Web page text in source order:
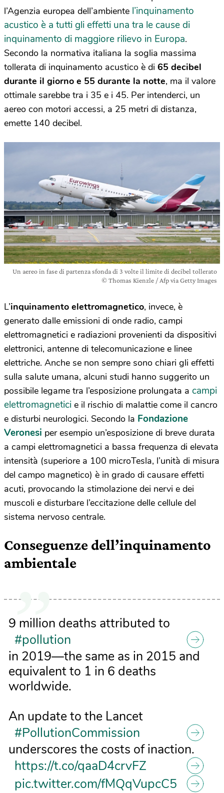
l’Agenzia europea dell’ambiente l’inquinamento
acustico è a tutti gli effetti una tra le cause di
inquinamento di maggiore rilievo in Europa.
Secondo la normativa italiana la soglia massima
tollerata di inquinamento acustico è di 65 decibel
durante il giorno e 55 durante la notte, ma il valore
ottimale sarebbe tra i 35 e i 45. Per intenderci, un
aereo con motori accessi, a 25 metri di distanza,
emette 140 decibel.
Un aereo in fase di partenza sfonda di 3 volte il limite di decibel tollerato
© Thomas Kienzle / Afp via Getty Images
L’inquinamento elettromagnetico, invece, è
generato dalle emissioni di onde radio, campi
elettromagnetici e radiazioni provenienti da dispositivi
elettronici, antenne di telecomunicazione e linee
elettriche. Anche se non sempre sono chiari gli effetti
sulla salute umana, alcuni studi hanno suggerito un
possibile legame tra l’esposizione prolungata a campi
elettromagnetici e il rischio di malattie come il cancro
e disturbi neurologici. Secondo la Fondazione
Veronesi per esempio un’esposizione di breve durata
a campi elettromagnetici a bassa frequenza di elevata
intensità (superiore a 100 microTesla, l’unità di misura
del campo magnetico) è in grado di causare effetti
acuti, provocando la stimolazione dei nervi e dei
muscoli e disturbare l’eccitazione delle cellule del
sistema nervoso centrale.
Conseguenze dell’inquinamento
ambientale
9 million deaths attributed to
#pollution
in 2019—the same as in 2015 and
equivalent to 1 in 6 deaths
worldwide.
An update to the Lancet
#PollutionCommission
underscores the costs of inaction.
https://t.co/qaaD4crvFZ
pic.twitter.com/fMQqVupcC5